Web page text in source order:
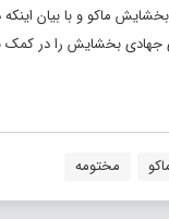
ماکو و با بیان
بخشایش را در کمک
مختومه